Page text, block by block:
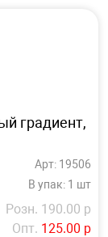
градиент,
Арт: 19506
В упак: 1 шт
Розн. 190.00 р
Опт. 125.00 р